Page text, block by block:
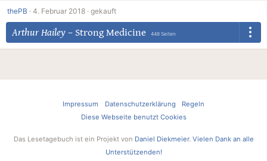
thePB · 4. Februar 2018 · gekauft
Arthur Hailey – Strong Medicine 448 Seiten
Impressum Datenschutzerklärung
Regeln
Diese Webseite benutzt Cookies
Das Lesetagebuch ist ein Projekt von Daniel Diekmeier. Vielen Dank an alle
Unterstützenden!